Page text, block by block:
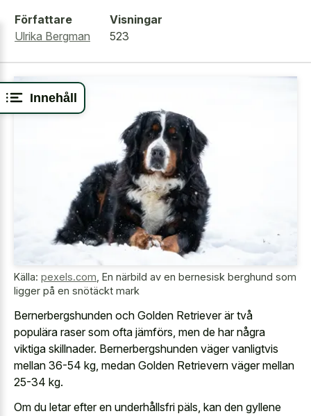
Innehåll
Författare
Ulrika Bergman
Visningar
523
Källa: pexels.com En närbild av en bernesisk berghund som
ligger på en snötäckt mark
Bernerbergshunden och Golden Retriever är två
populära raser som ofta jämförs, men de har några
viktiga skillnader. Bernerbergshunden väger vanligtvis
mellan 36-54 kg, medan Golden Retrievern väger mellan
25-34 kg.
Om du letar efter en underhållsfri päls, kan den gyllene